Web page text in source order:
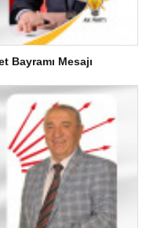
Bayramı Mesajı